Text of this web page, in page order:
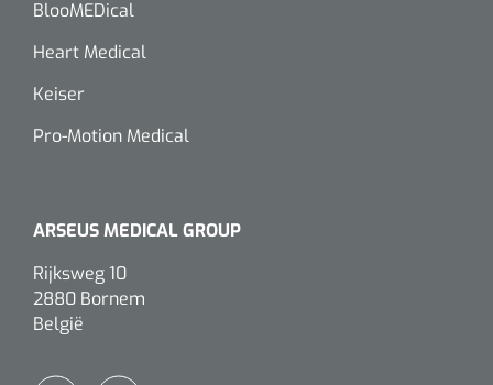
BlooMEDical
Heart Medical
Keiser
Pro-Motion Medical
ARSEUS MEDICAL GROUP
Rijksweg 10
2880 Bornem
België